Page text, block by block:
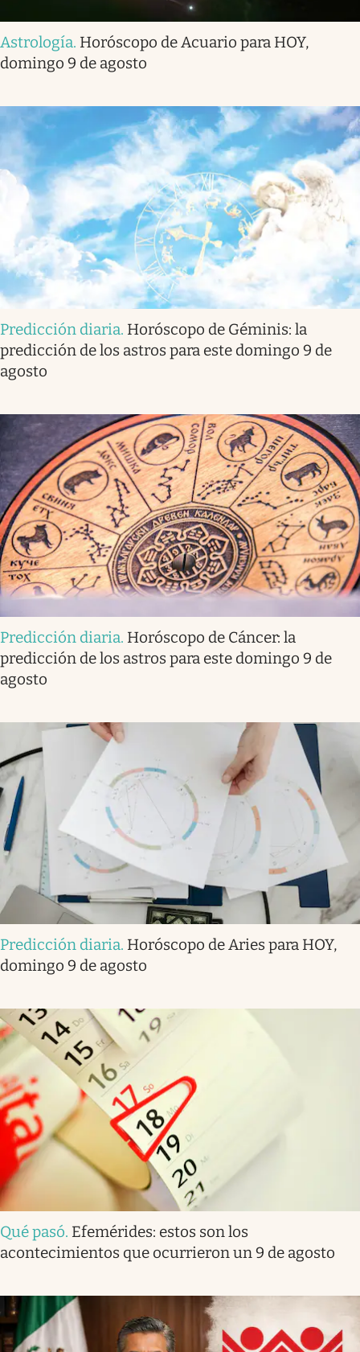
Astrología. Horóscopo de Acuario para HOY,
domingo 9 de agosto
Predicción diaria. Horóscopo de Géminis: la
predicción de los astros para este domingo 9 de
agosto
Predicción diaria. Horóscopo de Cáncer: la
predicción de los astros para este domingo 9 de
agosto
Predicción diaria. Horóscopo de Aries para HOY,
domingo 9 de agosto
Qué pasó. Efemérides: estos son los
acontecimientos que ocurrieron un 9 de agosto